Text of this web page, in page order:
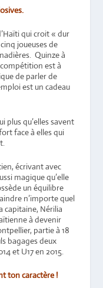
qui croit « dur
joueuses de
Quinze à
est à
de parler de
est un cadeau
plus qu’elles savent
face à elles qui
écrivant avec
magique qu’elle
un équilibre
n’importe quel
capitaine, Nérilia
à devenir
partie à 18
bagages deux
et U17 en 2015.
ton caractère !